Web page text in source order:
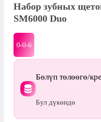
Набор зубных
SM6000 Duo
0-0-6
Бөлүп төлөөгө/
Бул дүкөндө